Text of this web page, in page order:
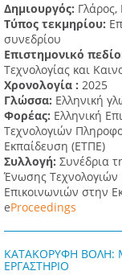
Δημιουργός:
Τύπος τεκμηρίου:
συνεδρίου
Επιστημονικό
Τεχνολογίας και
Χρονολογία : 2025
Γλώσσα: Ελληνική
Φορέας: Ελληνική
Τεχνολογιών
Εκπαίδευση (ΕΤΠΕ)
Συλλογή: Συνέδρια
Ένωσης
Επικοινωνιών στην
eProceedings
ΚΑΤΑΚΟΡΥΦΗ ΒΟΛΗ:
ΕΡΓΑΣΤΗΡΙΟ